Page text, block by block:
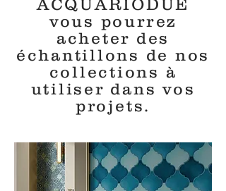
ACQUARIODUE
vous pourrez
acheter des
échantillons de nos
collections à
utiliser dans vos
projets.